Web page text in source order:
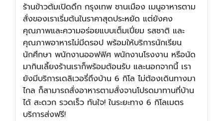
ร้านข้าวต้มเปิดดึก กรุงเทพ ชานเมือง เมนูอาหารตาม
สั่งของเราเริ่มต้นในราคาสุดประหยัด แต่ยังคง
คุณภาพและความอร่อยแบบเต็มเปี่ยม รสชาติ และ
คุณภาพอาหารไม่มีดรอป พร้อมให้บริการนักเรียน
นักศึกษา พนักงานออฟฟิศ พนักงานโรงงาน หรือนัด
มากินเลี้ยงร้านเราก็พร้อมต้อนรับ และนอกจากนี้ เรา
ยังมีบริการเดลิเวอรี่ถึงบ้าน 6 กิโล ไม่ต้องเดินทางมา
ไกล ก็สามารถสั่งอาหารตามสั่งจานโปรดมาทานที่บ้าน
ได้ สะดวก รวดเร็ว ทันใจ! ในระยะทาง 6 กิโลเมตร
บริการส่งฟรี!